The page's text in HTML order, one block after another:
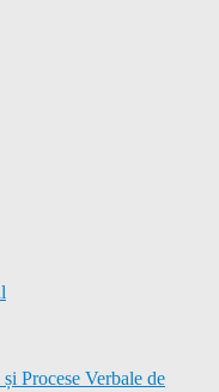
Procese Verbale de